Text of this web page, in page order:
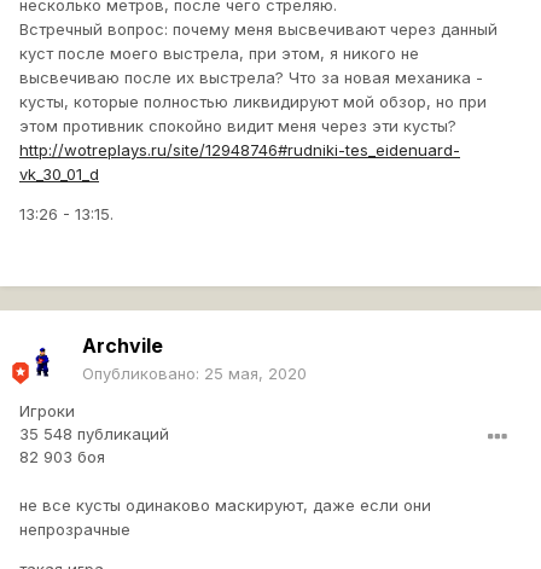
несколько метров, после чего стреляю.
Встречный вопрос: почему меня высвечивают через данный
куст после моего выстрела, при этом, я никого не
высвечиваю после их выстрела? Что за новая механика -
кусты, которые полностью ликвидируют мой обзор, но при
этом противник спокойно видит меня через эти кусты?
http://wotreplays.ru/site/12948746#rudniki-tes_eidenuard-
vk_30_01_d
13:26 - 13:15.
Archvile
Опубликовано: 25 мая, 2020
Игроки
35 548 публикаций
82 903 боя
не все кусты одинаково маскируют, даже если они
непрозрачные